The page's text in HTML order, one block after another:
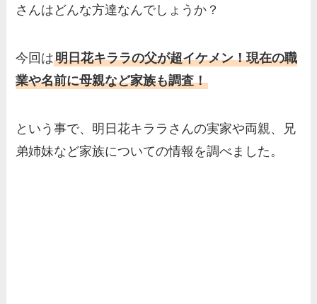
さんはどんな方達なんでしょうか？
今回は明日花キララの父が超イケメン！現在の職
業や名前に母親など家族も調査！
という事で、明日花キララさんの実家や両親、兄
弟姉妹など家族についての情報を調べました。